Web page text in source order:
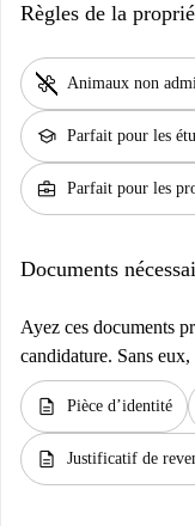
Règles de la
pet_supplies Animaux non
school Parfait pour les
business_center Parfait pour les
Documents
Ayez ces documents
candidature. Sans
description Pièce d’identité
description Justificatif de